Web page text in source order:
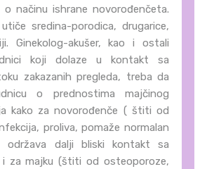
o načinu ishrane novorođenčeta.
sredina-porodica, drugarice,
Ginekolog-akušer, kao i ostali
koji dolaze u kontakt sa
zakazanih pregleda, treba da
o prednostima majčinog
kako za novorođenče ( štiti od
proliva, pomaže normalan
dalji bliski kontakt sa
i za majku (štiti od osteoporoze,